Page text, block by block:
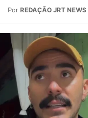
Por REDAÇÃO JRT NEWS